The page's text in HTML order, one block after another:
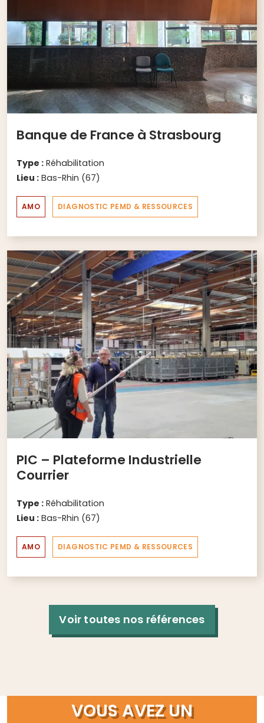
Banque de France à Strasbourg
Type : Réhabilitation
Lieu : Bas-Rhin (67)
AMO DIAGNOSTIC PEMD & RESSOURCES
PIC – Plateforme Industrielle
Courrier
Type : Réhabilitation
Lieu : Bas-Rhin (67)
AMO DIAGNOSTIC PEMD & RESSOURCES
Voir toutes nos références
VOUS AVEZ UN